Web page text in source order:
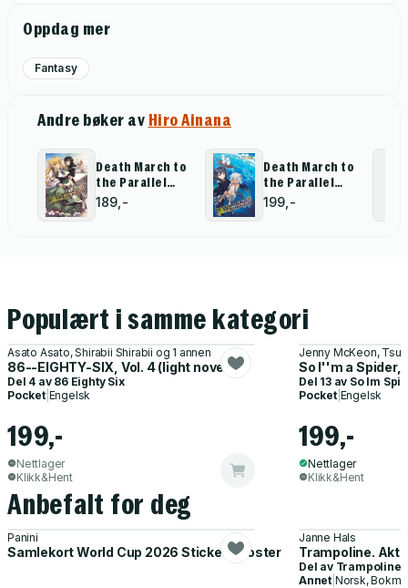
Oppdag mer
Fantasy
Andre bøker av Hiro Ainana
Death March to
the Parallel
World
Rhapsody, Vol.
189,-
Death March to
the Parallel
World
Rhapsody, Vol.
199,-
Populært i samme kategori
Asato Asato, Shirabii Shirabii og 1 annen
86--EIGHTY-SIX, Vol. 4 (light novel)
Del 4 av 86 Eighty Six
Pocket| Engelsk
199,-
Nettlager
Klikk&Hent
Jenny McKeon,
So I''m a Spider,
Del 13 av So Im
Pocket| Engelsk
199,-
Nettlager
Klikk&Hent
Anbefalt for deg
Panini
Samlekort World Cup 2026 Sticker Booster
Janne Hals
Trampoline.
Del av Trampoline
Annet| Norsk,